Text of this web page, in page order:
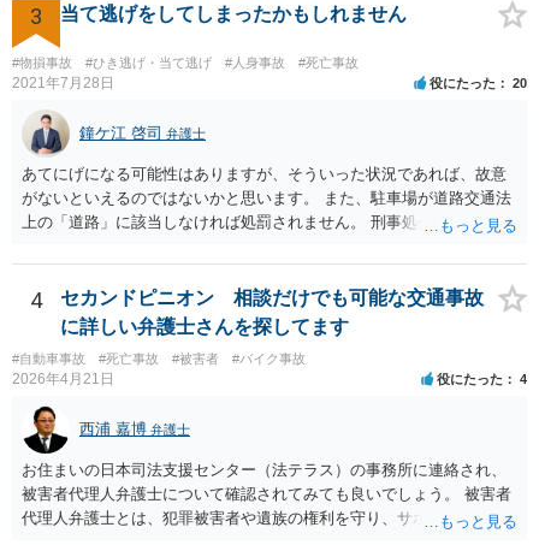
せん。 ご質問者様が「長期化しても戦いたい」という強い意志をお持
ちで、かつ、賠償額の最大化（遅延損害金等の獲得）を目指すのであ
れば、示談交渉では妥結せず、提訴（訴訟）を前提に進めるのが最適
解です。 どのような方向性を目指すのかメリットデメリットを検討す
るためにも、相談時には弁護士にその意向を伝え、疑問を解消した方
が良いです。 その上で委任契約を結んだ方が良いです。 なお、弁護士
費用特約に加入されている場合には、相談料10万円、報酬300万円まで
は賄われることが多いので、保険の加入状況もご確認した方が良いで
す。 併せて、交通事故の刑事事件についても被害者参加制度といって
加害者の処分を決める裁判において意見を述べる機会もあります。 ご
がしております。 ネットでさがすとあまりの多さに戸惑っておりま
す。 どの方にお願いしても同じなのでしょうか。 話してみた感じや説
明など、いろいろ考慮して判断することになります。 書類が届いたば
かりで不安でしょうから、どこかしら相談に行ってみると良いと思い
ます。 複数の弁護士に相談されて決められるケースもありますし、は
じめに相談したところで依頼しなければならないわけではありませ
ん。
3 当て逃げをしてしまったかもしれません
#物損事故 #ひき逃げ・当て逃げ #人身事故 #死亡事故
2021年7月28日 役にたった 20
鐘ケ江 啓司 弁護士
あてにげになる可能性はありますが、そういった状況であれば、故意
がないといえるのではないかと思います。 また、駐車場が道路交通法
上の「道路」に該当しなければ処罰されません。 刑事処分がなされる
るその他の場所）」にあたるかが重要です。 駐車場が「道路」にあた
るかは難しい問題で、私が経験した事例でも、コインパーキングで警
察官は「道路」と判断して道路交通法違反で立件したものの、検察官
は「道路」にあたらないとして不起訴処分にしたものがあります（検
察官に意見書を出しました）。コンビニやスーパーの駐車場では「道
路」とした裁判例もあります。 「一般交通の用に供するその他の場
所」とは、道路法に規定する道路及び道路運送法に規定する自動車道
以外で不特定の人や車が自由に通行することができる場所をいうとさ
れています。 この判断にあたっては、「道路の体裁の有無」、「客
観性・継続性・反復性の有無」、「公開性の有無」及び「道路性の有
無」を検討するのが一般的です（道路交通執務研究会編著『執務資料
道路交通法解説（１８訂版）』（東京法令出版、２０２０年１１月）
4
セカンドピニオン 相談だけでも可能な交通事故
に詳しい弁護士さんを探してます
#自動車事故 #死亡事故 #被害者 #バイク事故
2026年4月21日 役にたった 4
西浦 嘉博 弁護士
お住まいの日本司法支援センター（法テラス）の事務所に連絡され、
被害者代理人弁護士について確認されてみても良いでしょう。 被害者
代理人弁護士とは、犯罪被害者や遺族の権利を守り、サポートする専